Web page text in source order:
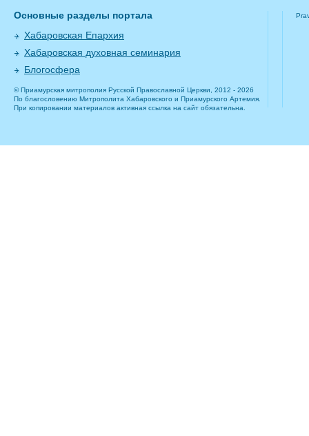
Основные разделы портала
Хабаровская Епархия
Хабаровская духовная семинария
Блогосфера
© Приамурская митрополия Русской Православной Церкви, 2012 - 2026
По благословению Митрополита Хабаровского и Приамурского Артемия.
При копировании материалов активная ссылка на сайт обязательна.